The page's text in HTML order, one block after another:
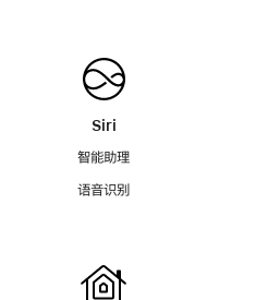
Siri
智能助理
语音识别